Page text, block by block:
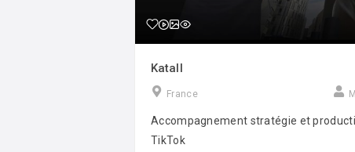
Katall
France
Accompagnement stratégie et
TikTok